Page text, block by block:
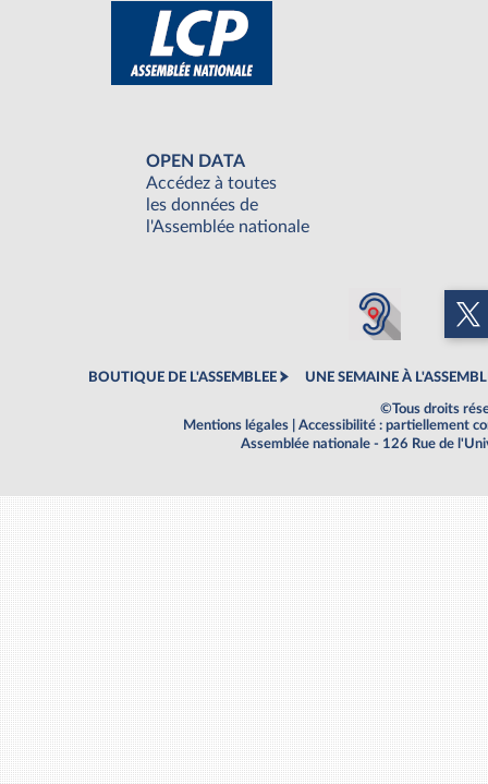
OPEN DATA
Accédez à toutes
les données de
l'Assemblée nationale
BOUTIQUE DE L'ASSEMBLEE UNE SEMAINE À
©Tous droits
Mentions légales
Accessibilité : partiellement
Assemblée nationale - 126 Rue de